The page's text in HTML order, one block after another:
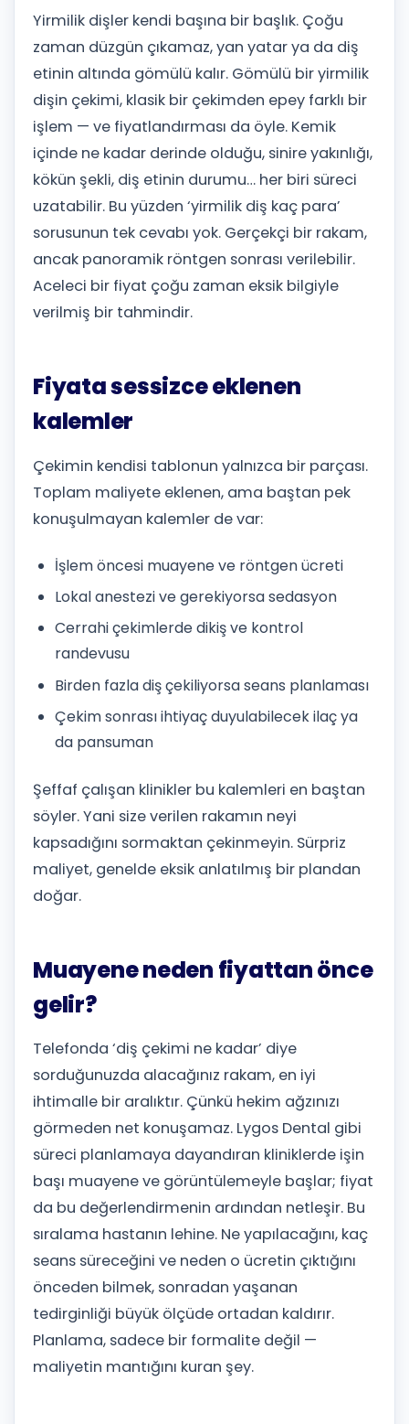
Yirmilik dişler kendi başına bir başlık. Çoğu
zaman düzgün çıkamaz, yan yatar ya da diş
etinin altında gömülü kalır. Gömülü bir yirmilik
dişin çekimi, klasik bir çekimden epey farklı bir
işlem — ve fiyatlandırması da öyle. Kemik
içinde ne kadar derinde olduğu, sinire yakınlığı,
kökün şekli, diş etinin durumu… her biri süreci
uzatabilir. Bu yüzden ‘yirmilik diş kaç para’
sorusunun tek cevabı yok. Gerçekçi bir rakam,
ancak panoramik röntgen sonrası verilebilir.
Aceleci bir fiyat çoğu zaman eksik bilgiyle
verilmiş bir tahmindir.
Fiyata sessizce eklenen
kalemler
Çekimin kendisi tablonun yalnızca bir parçası.
Toplam maliyete eklenen, ama baştan pek
konuşulmayan kalemler de var:
İşlem öncesi muayene ve röntgen ücreti
Lokal anestezi ve gerekiyorsa sedasyon
Cerrahi çekimlerde dikiş ve kontrol
randevusu
Birden fazla diş çekiliyorsa seans planlaması
Çekim sonrası ihtiyaç duyulabilecek ilaç ya
da pansuman
Şeffaf çalışan klinikler bu kalemleri en baştan
söyler. Yani size verilen rakamın neyi
kapsadığını sormaktan çekinmeyin. Sürpriz
maliyet, genelde eksik anlatılmış bir plandan
doğar.
Muayene neden fiyattan önce
gelir?
Telefonda ‘diş çekimi ne kadar’ diye
sorduğunuzda alacağınız rakam, en iyi
ihtimalle bir aralıktır. Çünkü hekim ağzınızı
görmeden net konuşamaz. Lygos Dental gibi
süreci planlamaya dayandıran kliniklerde işin
başı muayene ve görüntülemeyle başlar; fiyat
da bu değerlendirmenin ardından netleşir. Bu
sıralama hastanın lehine. Ne yapılacağını, kaç
seans süreceğini ve neden o ücretin çıktığını
önceden bilmek, sonradan yaşanan
tedirginliği büyük ölçüde ortadan kaldırır.
Planlama, sadece bir formalite değil —
maliyetin mantığını kuran şey.